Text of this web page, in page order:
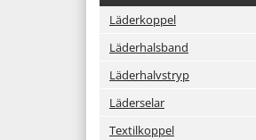
Läderkoppel
Läderhalsband
Läderhalvstryp
Läderselar
Textilkoppel